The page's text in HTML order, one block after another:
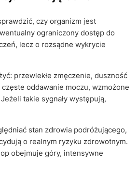
czy organizm jest
ograniczony dostęp do
lecz o rozsądne wykrycie
przewlekłe zmęczenie, duszność
częste oddawanie moczu, wzmożone
takie sygnały występują,
stan zdrowia podróżującego,
o realnym ryzyku zdrowotnym.
obejmuje góry, intensywne